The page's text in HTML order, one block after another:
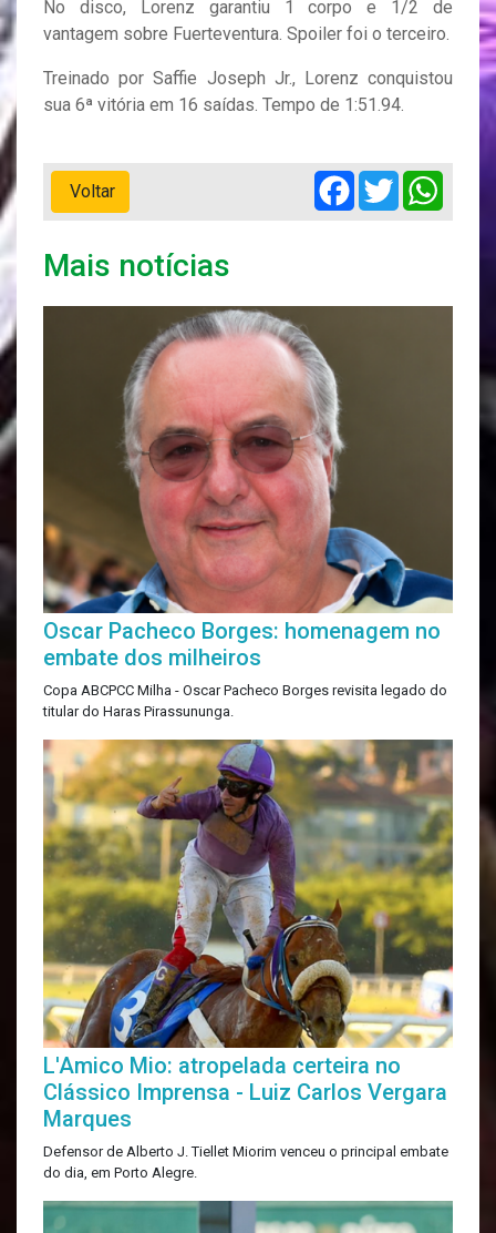
No disco, Lorenz garantiu 1 corpo e 1/2 de
vantagem sobre Fuerteventura. Spoiler foi o terceiro.
Treinado por Saffie Joseph Jr., Lorenz conquistou
sua 6ª vitória em 16 saídas. Tempo de 1:51.94.
Voltar
Facebook
Twitter
Mais notícias
Oscar Pacheco Borges: homenagem no
embate dos milheiros
Copa ABCPCC Milha - Oscar Pacheco Borges revisita legado do
titular do Haras Pirassununga.
L'Amico Mio: atropelada certeira no
Clássico Imprensa - Luiz Carlos Vergara
Marques
Defensor de Alberto J. Tiellet Miorim venceu o principal embate
do dia, em Porto Alegre.